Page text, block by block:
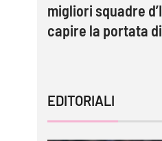
migliori squadre
capire la portata
EDITORIALI